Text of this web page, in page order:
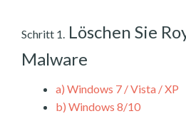
Schritt 1. Löschen Sie
Malware
a) Windows 7 / Vista / XP
b) Windows 8/10